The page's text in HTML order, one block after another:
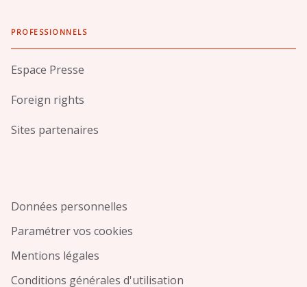
PROFESSIONNELS
Espace Presse
Foreign rights
Sites partenaires
Données personnelles
Paramétrer vos cookies
Mentions légales
Conditions générales d'utilisation